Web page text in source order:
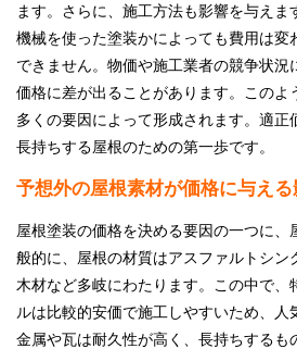
ます。さらに、施工方法も影響を与えま
機械を使った塗装かによっても費用は変
できません。物価や施工業者の競争状況
価格に差が出ることがあります。このよ
多くの要因によって形成されます。適正
長持ちする屋根のための第一歩です。
予想外の屋根素材が価格に与える
屋根塗装の価格を決める要因の一つに、
般的に、屋根の材質はアスファルトシン
木材など多岐にわたります。この中で、
ルは比較的安価で施工しやすいため、人
金属や瓦は耐久性が高く、長持ちするも